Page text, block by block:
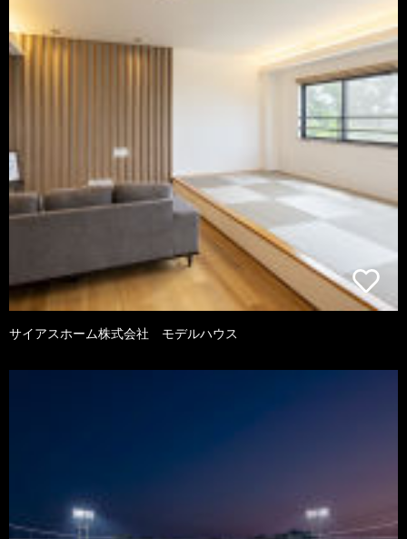
サイアスホーム株式会社 モデルハウス